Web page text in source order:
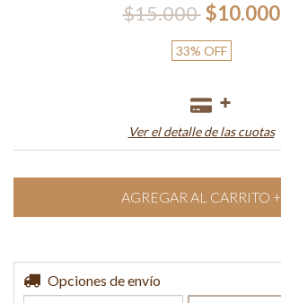
$15.000 $10.000
33% OFF
Ver el detalle de las cuotas
Entregas para el CP:
Opciones de envío